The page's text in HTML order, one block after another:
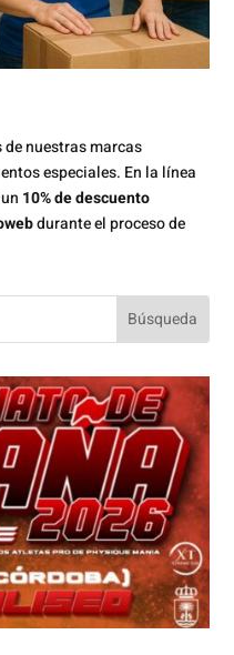
nuestras marcas
especiales. En la línea
10% de descuento
durante el proceso de